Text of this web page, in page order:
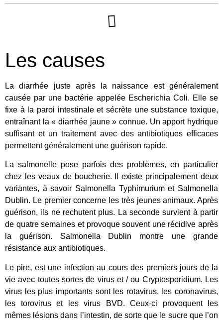
Les causes
La diarrhée juste après la naissance est généralement
causée par une bactérie appelée Escherichia Coli. Elle se
fixe à la paroi intestinale et sécrète une substance toxique,
entraînant la « diarrhée jaune » connue. Un apport hydrique
suffisant et un traitement avec des antibiotiques efficaces
permettent généralement une guérison rapide.
La salmonelle pose parfois des problèmes, en particulier
chez les veaux de boucherie. Il existe principalement deux
variantes, à savoir Salmonella Typhimurium et Salmonella
Dublin. Le premier concerne les très jeunes animaux. Après
guérison, ils ne rechutent plus. La seconde survient à partir
de quatre semaines et provoque souvent une récidive après
la guérison. Salmonella Dublin montre une grande
résistance aux antibiotiques.
Le pire, est une infection au cours des premiers jours de la
vie avec toutes sortes de virus et / ou Cryptosporidium. Les
virus les plus importants sont les rotavirus, les coronavirus,
les torovirus et les virus BVD. Ceux-ci provoquent les
mêmes lésions dans l’intestin, de sorte que le sucre que l’on